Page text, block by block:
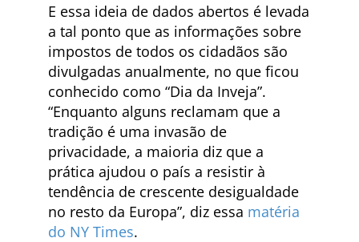
E essa ideia de dados abertos é levada
a tal ponto que as informações sobre
impostos de todos os cidadãos são
divulgadas anualmente, no que ficou
conhecido como “Dia da Inveja”.
“Enquanto alguns reclamam que a
tradição é uma invasão de
privacidade, a maioria diz que a
prática ajudou o país a resistir à
tendência de crescente desigualdade
no resto da Europa”, diz essa matéria
do NY Times.